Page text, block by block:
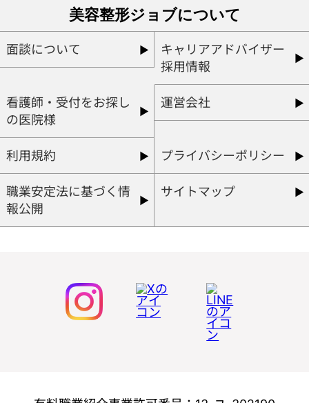
美容整形ジョブについて
面談について
キャリアアドバイザー
採用情報
看護師・受付をお探し
の医院様
運営会社
利用規約 プライバシーポリシー
職業安定法に基づく情
報公開
サイトマップ